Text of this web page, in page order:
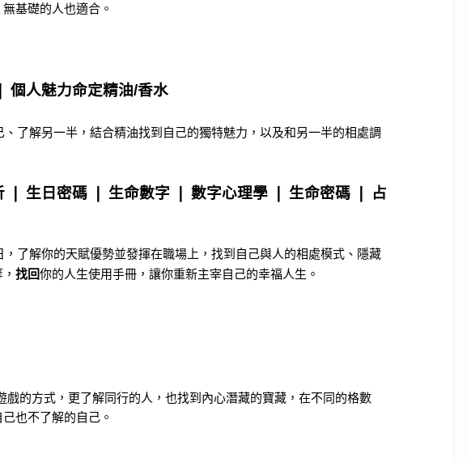
基礎的人也適合。
個人魅力命定精油/香水
了解另一半，結合精油找到自己的獨特魅力，以及和另一半的相處調
❘ 生日密碼 ❘ 生命數字 ❘ 數字心理學 ❘ 生命密碼 ❘ 占
了解你的天賦優勢並發揮在職場上，找到自己與人的相處模式、隱藏
找回你的人生使用手冊，讓你重新主宰自己的幸福人生。
的方式，更了解同行的人，也找到內心潛藏的寶藏，在不同的格數
也不了解的自己。